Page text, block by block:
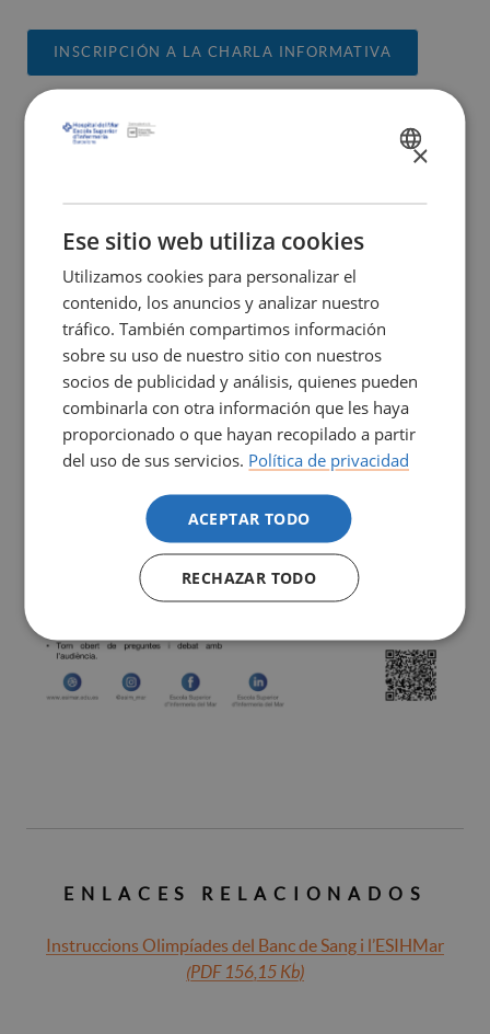
INSCRIPCIÓN A LA CHARLA INFORMATIVA
ENLACES RELACIONADOS
Instruccions Olimpíades del Banc de Sang i l’ESIHMar
(PDF 156,15 Kb)
SPANISH
×
Ese sitio web utiliza cookies
Utilizamos cookies para personalizar el
contenido, los anuncios y analizar nuestro
tráfico. También compartimos información
sobre su uso de nuestro sitio con nuestros
socios de publicidad y análisis, quienes pueden
combinarla con otra información que les haya
proporcionado o que hayan recopilado a partir
del uso de sus servicios. Política de privacidad
ACEPTAR TODO
RECHAZAR TODO